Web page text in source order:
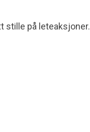
stille på leteaksjoner.